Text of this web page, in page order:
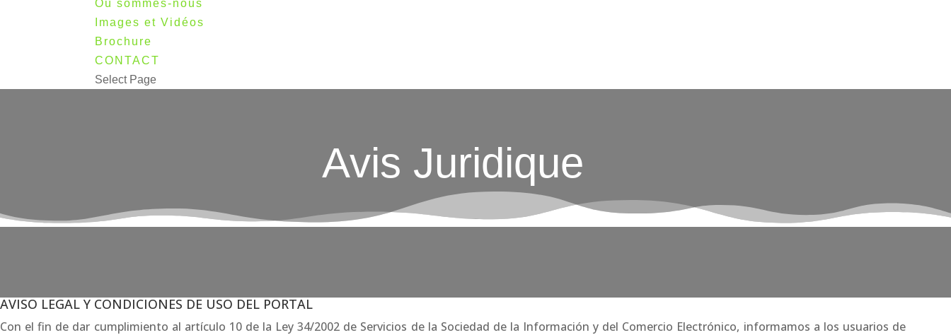
Où sommes-nous
Images et Vidéos
Brochure
CONTACT
Select Page
Avis Juridique
AVISO LEGAL Y CONDICIONES DE USO DEL PORTAL
Con el fin de dar cumplimiento al artículo 10 de la Ley 34/2002 de Servicios de la Sociedad de la Información y del Comercio Electrónico, informamos a los usuarios de